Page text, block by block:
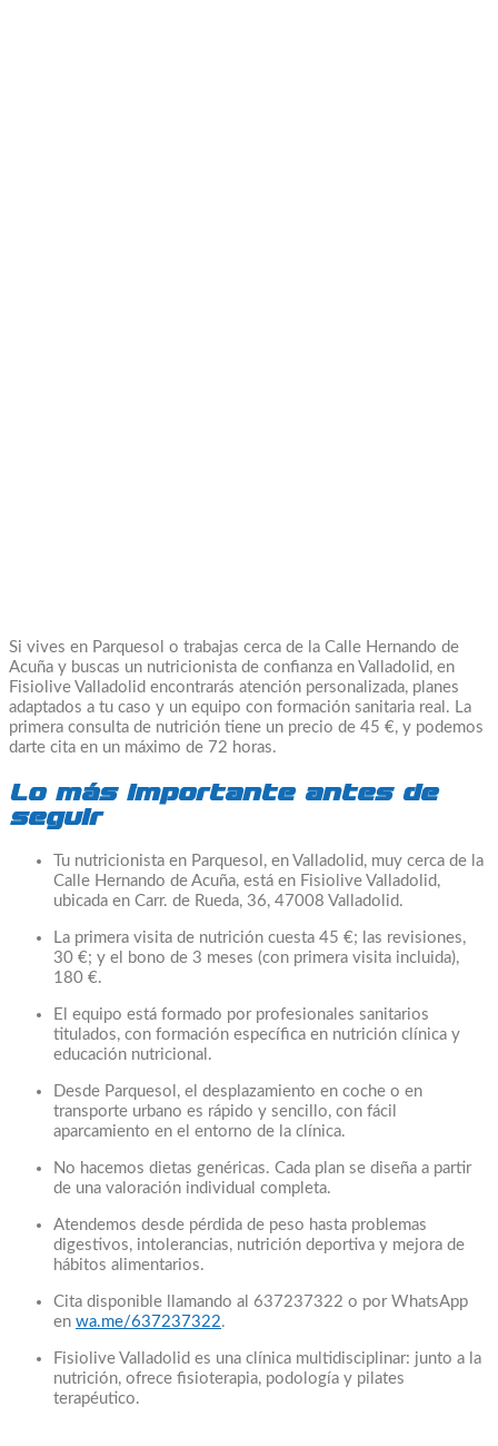
Si vives en Parquesol o trabajas cerca de la Calle Hernando de
Acuña y buscas un nutricionista de confianza en Valladolid, en
Fisiolive Valladolid encontrarás atención personalizada, planes
adaptados a tu caso y un equipo con formación sanitaria real. La
primera consulta de nutrición tiene un precio de 45 €, y podemos
darte cita en un máximo de 72 horas.
Lo más importante antes de
seguir
Tu nutricionista en Parquesol, en Valladolid, muy cerca de la
Calle Hernando de Acuña, está en Fisiolive Valladolid,
ubicada en Carr. de Rueda, 36, 47008 Valladolid.
La primera visita de nutrición cuesta 45 €; las revisiones,
30 €; y el bono de 3 meses (con primera visita incluida),
180 €.
El equipo está formado por profesionales sanitarios
titulados, con formación específica en nutrición clínica y
educación nutricional.
Desde Parquesol, el desplazamiento en coche o en
transporte urbano es rápido y sencillo, con fácil
aparcamiento en el entorno de la clínica.
No hacemos dietas genéricas. Cada plan se diseña a partir
de una valoración individual completa.
Atendemos desde pérdida de peso hasta problemas
digestivos, intolerancias, nutrición deportiva y mejora de
hábitos alimentarios.
Cita disponible llamando al 637237322 o por WhatsApp
en wa.me/637237322.
Fisiolive Valladolid es una clínica multidisciplinar: junto a la
nutrición, ofrece fisioterapia, podología y pilates
terapéutico.